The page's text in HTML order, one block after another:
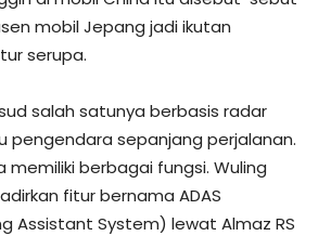
mobil Jepang jadi ikutan
serupa.
salah satunya berbasis radar
pengendara sepanjang perjalanan.
memiliki berbagai fungsi. Wuling
fitur bernama ADAS
Assistant System) lewat Almaz RS